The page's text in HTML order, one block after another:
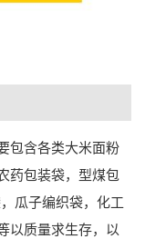
包含各类大米面粉
药包装袋，型煤包
瓜子编织袋，化工
以质量求生存，以